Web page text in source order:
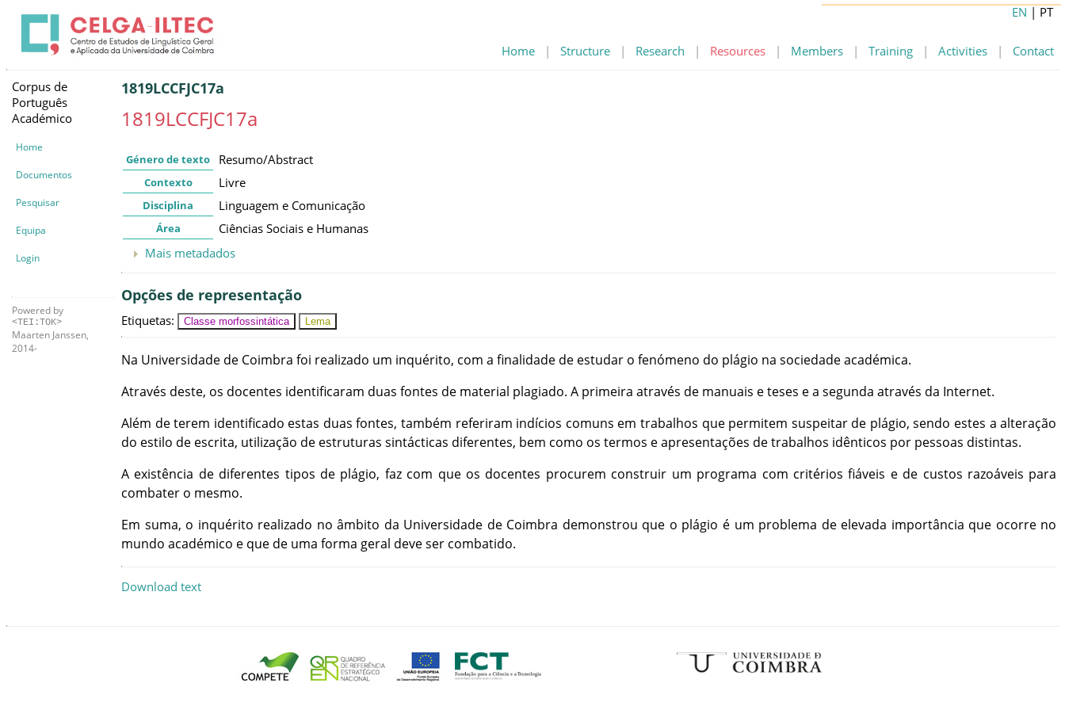
Home | Structure | Research | Resources | Members | Training | Activities | Contact
EN | PT
Corpus de
Português
Académico
Home
Documentos
Pesquisar
Equipa
Login
Powered by
<TEI:TOK>
Maarten Janssen,
2014-
1819LCCFJC17a
1819LCCFJC17a
Género de texto Resumo/Abstract
Contexto Livre
Disciplina Linguagem e Comunicação
Área
Ciências Sociais e Humanas
Mais metadados
Opções de representação
Etiquetas: Classe morfossintática Lema
Na Universidade de Coimbra foi realizado um inquérito, com a finalidade de estudar o fenómeno do plágio na sociedadeacadémica.
Através deste, os docentes identificaram duas fontes de material plagiado. A primeira através de manuais eteses ea segunda através da Internet.
Além de terem identificado estas duas fontes, também referiram indícios comuns em trabalhos que permitem suspeitar de plágio, sendo estes a alteração
do estilo de escrita, utilização de estruturas sintácticas diferentes, bem como os termos eapresentações detrabalhos idênticos por pessoas distintas.
A existência de diferentes tipos de plágio, faz com que os docentes procurem construir um programa com critérios fiáveis e de custos razoáveis para
combater o mesmo.
Em suma, o inquérito realizado no âmbito da Universidade de Coimbra demonstrou que o plágio é um problema de elevada importância que ocorre no
mundo académico e que de uma forma geral deveser combatido.
Download text